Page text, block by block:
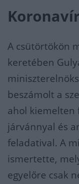
A csütörtökön
keretében
beszámolt a
ahol kiemelten
járvánnyal és
feladatival. A
ismertette,
egyelőre csak